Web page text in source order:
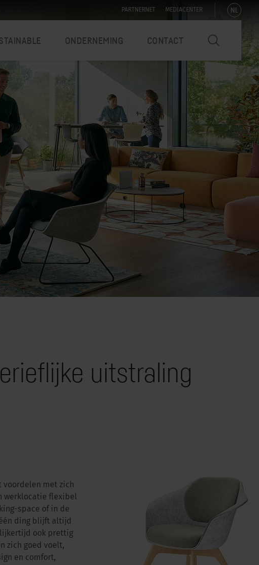
PARTNERNET MEDIACENTER NL
ONDERNEMING CONTACT
uitstraling
voordelen met zich
werklocatie flexibel
space of in de
ding blijft altijd
ook prettig
zich goed voelt,
en comfort,